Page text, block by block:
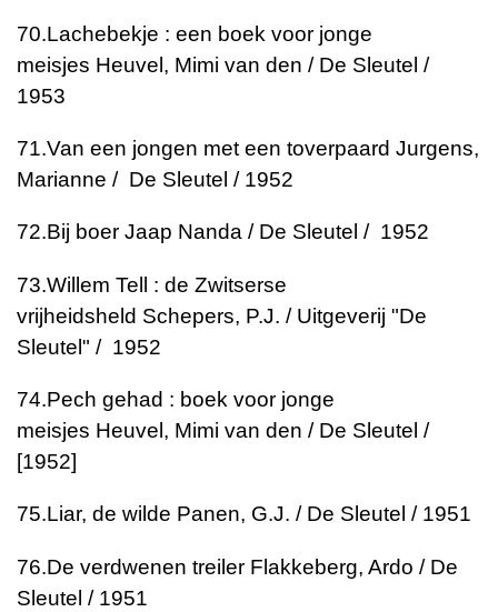
70.Lachebekje : een boek voor jonge
meisjes Heuvel, Mimi van den / De Sleutel /
1953
71.Van een jongen met een toverpaard Jurgens,
Marianne / De Sleutel / 1952
72.Bij boer Jaap Nanda / De Sleutel / 1952
73.Willem Tell : de Zwitserse
vrijheidsheld Schepers, P.J. / Uitgeverij "De
Sleutel" / 1952
74.Pech gehad : boek voor jonge
meisjes Heuvel, Mimi van den / De Sleutel /
[1952]
75.Liar, de wilde Panen, G.J. / De Sleutel / 1951
76.De verdwenen treiler Flakkeberg, Ardo / De
Sleutel / 1951